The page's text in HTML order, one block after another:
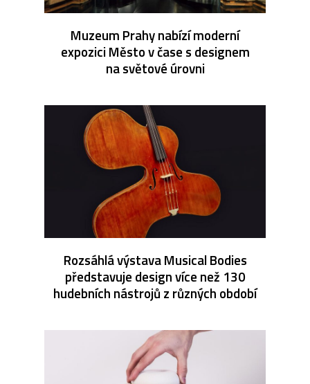
Muzeum Prahy nabízí moderní
expozici Město v čase s designem
na světové úrovni
Rozsáhlá výstava Musical Bodies
představuje design více než 130
hudebních nástrojů z různých období